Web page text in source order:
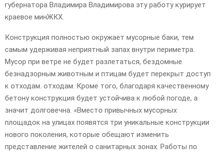
губернатора Владимира Владимирова эту работу курирует
краевое минЖКХ.
Конструкция полностью окружает мусорные баки, тем
самым удерживая неприятный запах внутри периметра.
Мусор при ветре не будет разлетаться, бездомные
безнадзорным животным и птицам будет перекрыт доступ
к отходам. отходам. Кроме того, благодаря качественному
бетону конструкция будет устойчива к любой погоде, а
значит долговечна. «Вместо привычных мусорных
площадок на улицах появятся три уникальные конструкции
нового поколения, которые обещают изменить
представление жителей о санитарных зонах. Работы по